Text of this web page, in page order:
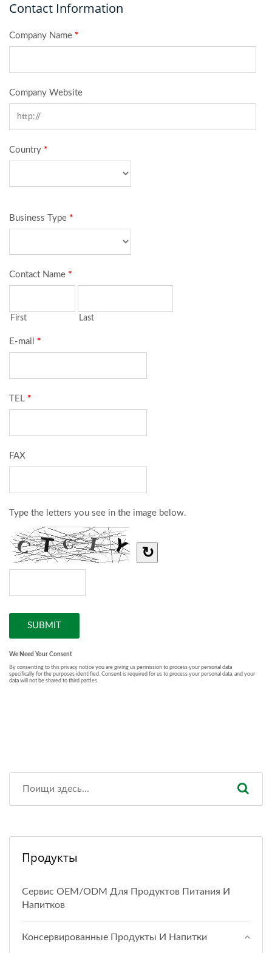
Продукты
Сервис OEM/ODM Для Продуктов Питания И
Напитков
Консервированные Продукты И Напитки